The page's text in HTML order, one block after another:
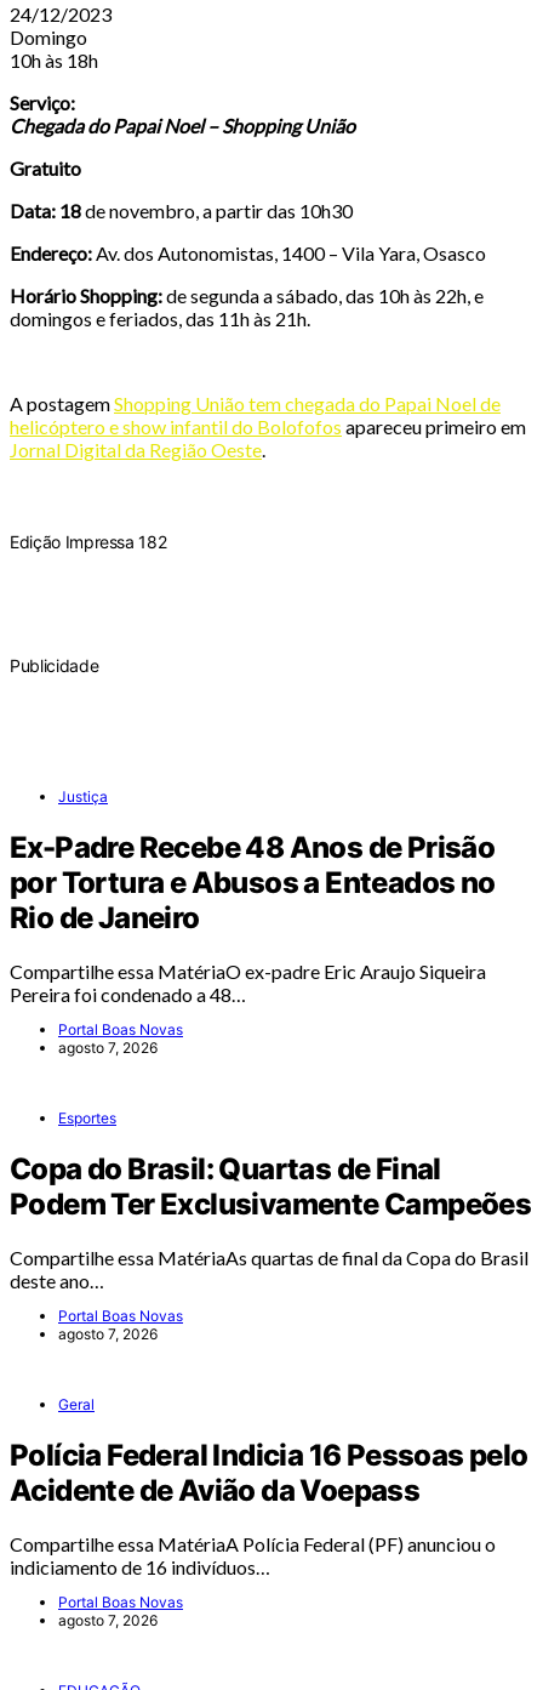
24/12/2023
Domingo
10h às 18h
Serviço:
Chegada do Papai Noel – Shopping União
Gratuito
Data: 18de novembro, a partir das 10h30
Endereço: Av. dos Autonomistas, 1400 – Vila Yara, Osasco
Horário Shopping:de segunda a sábado, das 10h às 22h, e
domingos e feriados, das 11h às 21h.
A postagemShopping União tem chegada do Papai Noel de
helicóptero e show infantil do Bolofofos apareceu primeiro em
Jornal Digital da Região Oeste
Edição Impressa 182
Publicidade
Justiça
Ex-Padre Recebe 48 Anos de Prisão
por Tortura e Abusos a Enteados no
Rio de Janeiro
Compartilhe essa MatériaO ex-padre Eric Araujo Siqueira
Pereira foi condenado a 48…
Portal Boas Novas
agosto 7, 2026
Esportes
Copa do Brasil: Quartas de Final
Podem Ter Exclusivamente Campeões
Compartilhe essa MatériaAs quartas de final da Copa do Brasil
deste ano…
Portal Boas Novas
agosto 7, 2026
Geral
Polícia Federal Indicia 16 Pessoas pelo
Acidente de Avião da Voepass
Compartilhe essa MatériaA Polícia Federal (PF) anunciou o
indiciamento de 16 indivíduos…
Portal Boas Novas
agosto 7, 2026